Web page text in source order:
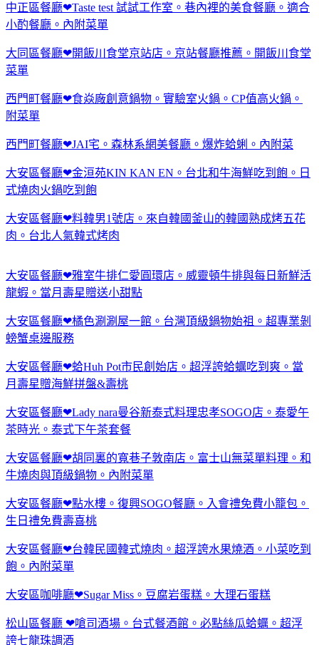
中正區餐廳❤Taste test 試試工作室。巷內裡的美食餐廳。適合
小酌餐廳。內附菜單
大同區餐廳❤開飯川食堂京站店。京站餐廳推薦。開飯川食堂
菜單
西門町餐廳❤食焱廠創意鍋物。實驗室火鍋。CP值高火鍋。
附菜單
西門町餐廳❤JAI宅。森林系網美餐廳。爆炸蛤蜊。內附菜
大安區餐廳❤金洹苑KIN KAN EN。台北和牛海鮮吃到飽。日
式燒肉火鍋吃到飽
大安區餐廳❤料韓男1號店。來自韓國釜山的韓國熟成烤五花
肉。台北人氣韓式烤肉
大安區餐廳❤雅室牛排仁愛圓環店。威靈頓牛排與每日新鮮活
龍蝦。當月壽星贈送小甜點
大安區餐廳❤橘色涮涮屋一館。台灣頂級鍋物始祖。超專業剝
螃蟹桌邊服務
大安區餐廳❤蛤Huh Pot市民創始店。超浮誇蛤蠣吃到爽。當
月壽星贈海鮮拼盤&壽桃
大安區餐廳❤Lady nara曼谷新泰式料理忠孝SOGO店。泰愛午
茶時光。泰式下午茶套餐
大安區餐廳❤胡同裏的寬巷子敦南店。富士山無菜單料理。和
牛燒肉與頂級鍋物。內附菜單
大安區餐廳❤點水樓。復興SOGO餐廳。入會禮免費小籠包。
生日禮免費壽喜桃
大安區餐廳❤台韓民國韓式燒肉。超浮誇水果燒酒。小菜吃到
飽。內附菜單
大安區咖啡廳❤Sugar Miss。豆腐岩蛋糕。大理石蛋糕
松山區餐廳 ❤嗆司酒場。台式餐酒館。必點絲瓜蛤蠣。超浮
誇七龍珠調酒